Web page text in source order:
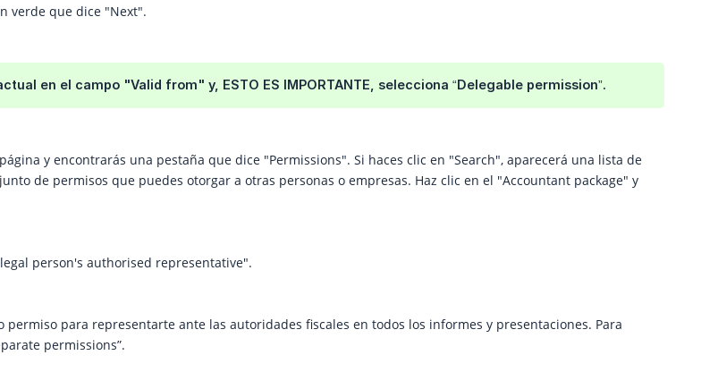
verde que dice "Next".
en el campo "Valid from" y, ESTO ES IMPORTANTE, selecciona “Delegable permission”.
y encontrarás una pestaña que dice "Permissions". Si haces clic en "Search", aparecerá una lista de
de permisos que puedes otorgar a otras personas o empresas. Haz clic en el "Accountant package" y
person's authorised representative".
permiso para representarte ante las autoridades fiscales en todos los informes y presentaciones. Para
permissions”.